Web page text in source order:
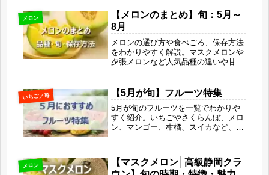
のコツ、旬の楽しみ方までまとめまし
た。甘さと栄養で体をそっと整える暮
らしに寄り添うガイドです。
メロン
【メロンのまとめ】旬：5月～
8月
メロンの選び方や食べごろ、保存方法
をわかりやすく解説。マスクメロンや
夕張メロンなど人気品種の違いや甘さ
コツや栄養・美容効果も紹介する、夏
に役立つ完全ガイドです。
いちご／苺 【5月が旬】フルーツ特集
5月が旬のフルーツを一覧でわかりや
すく紹介。いちごやさくらんぼ、メロ
ン、マンゴー、柑橘、スイカなど、春
楽しみ方まで解説します。旬ならでは
の美味しさで、毎日にちょっとしたご
メロン
【マスクメロン│高級静岡クラ